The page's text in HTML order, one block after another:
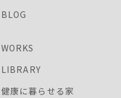
BLOG
WORKS
LIBRARY
健康に暮らせる家